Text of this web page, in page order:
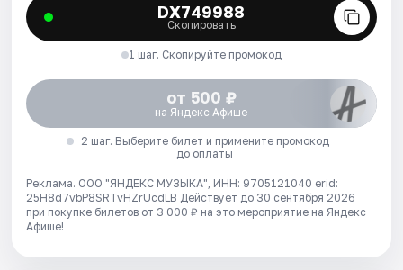
DX749988
Скопировать
1 шаг. Скопируйте промокод
от 500 ₽
на Яндекс Афише
2 шаг. Выберите билет и примените промокод
до оплаты
Реклама. ООО "ЯНДЕКС МУЗЫКА", ИНН: 9705121040 erid:
25H8d7vbP8SRTvHZrUcdLB Действует до 30 сентября 2026
при покупке билетов от 3 000 ₽ на это мероприятие на Яндекс
Афише!